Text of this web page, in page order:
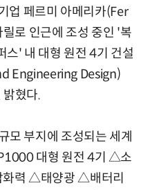
업 페르미 아메리카(Fer
로 인근에 조성 중인 '복
스' 내 대형 원전 4기 건설
Engineering Design)
혔다.
모 부지에 조성되는 세계
대형 원전 4기 △소
력 △태양광 △배터리